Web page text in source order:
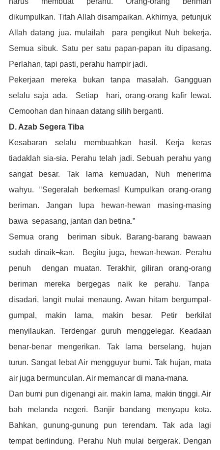
dikumpulkan. Titah Allah disampaikan. Akhirnya, petunjuk
Allah datang jua. mulailah para pengikut Nuh bekerja.
Semua sibuk. Satu per satu papan-papan itu dipasang.
Perlahan, tapi pasti, perahu hampir jadi.
Pekerjaan mereka bukan tanpa masalah. Gangguan
selalu saja ada. Setiap hari, orang-orang kafir lewat.
Cemoohan dan hinaan datang silih berganti.
D. Azab Segera Tiba
Kesabaran selalu membuahkan hasil. Kerja keras
tiadaklah sia-sia. Perahu telah jadi. Sebuah perahu yang
sangat besar. Tak lama kemuadan, Nuh menerima
wahyu. ‘‘Segeralah berkemas! Kumpulkan orang-orang
beriman. Jangan lupa hewan-hewan masing-masing
bawa sepasang, jantan dan betina.”
Semua orang beriman sibuk. Barang-barang bawaan
sudah dinaik¬kan. Begitu juga, hewan-hewan. Perahu
penuh dengan muatan. Terakhir, giliran orang-orang
beriman mereka bergegas naik ke perahu.Tanpa
disadari, langit mulai menaung. Awan hitam bergumpal-
gumpal, makin lama, makin besar. Petir berkilat
menyilaukan. Terdengar guruh menggelegar. Keadaan
benar-benar mengerikan. Tak lama berselang, hujan
turun. Sangat lebat Air mengguyur bumi. Tak hujan, mata
air juga bermunculan. Air memancar di mana-mana.
Dan bumi pun digenangi air. makin lama, makin tinggi. Air
bah melanda negeri. Banjir bandang menyapu kota.
Bahkan, gunung-gunung pun terendam. Tak ada lagi
tempat berlindung. Perahu Nuh mulai bergerak. Dengan